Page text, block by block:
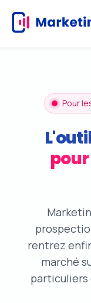
main
Pour
rentrez
marché
particuliers